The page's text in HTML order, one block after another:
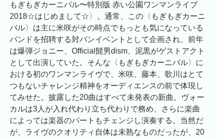
もぎもぎカーニバル〜特別版 赤い公園ワンマンライブ
2018☆はじめまして☆〉。通常、この〈もぎもぎカーニ
バル〉は主に米咲がその時点でもっとも気になっている
バンドを招聘する対バンイベントとして企画され、前年
は爆弾ジョニー、Official髭男dism、泥黒がゲストアクト
として出演していた。そんな〈もぎもぎカーニバル〉に
おける初のワンマンライヴで、米咲、藤本、歌川はとて
つもないチャレンジ精神をオーディエンスの前で体現し
てみせた。披露した20曲はすべて未発表の新曲。ヴォー
カルは3人が入れ代わり立ち代わりで務め、さらに楽曲
によっては楽器のパートもチェンジし演奏する。当然だ
が、ライヴのクオリティ自体は未熟なものだったが、20